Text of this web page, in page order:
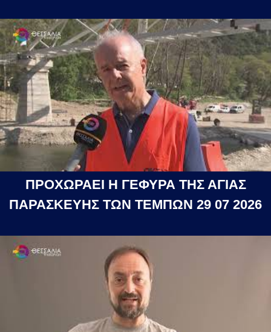
ΠΡΟΧΩΡΑΕΙ Η ΓΕΦΥΡΑ ΤΗΣ ΑΓΙΑΣ
ΠΑΡΑΣΚΕΥΗΣ ΤΩΝ ΤΕΜΠΩΝ 29 07 2026